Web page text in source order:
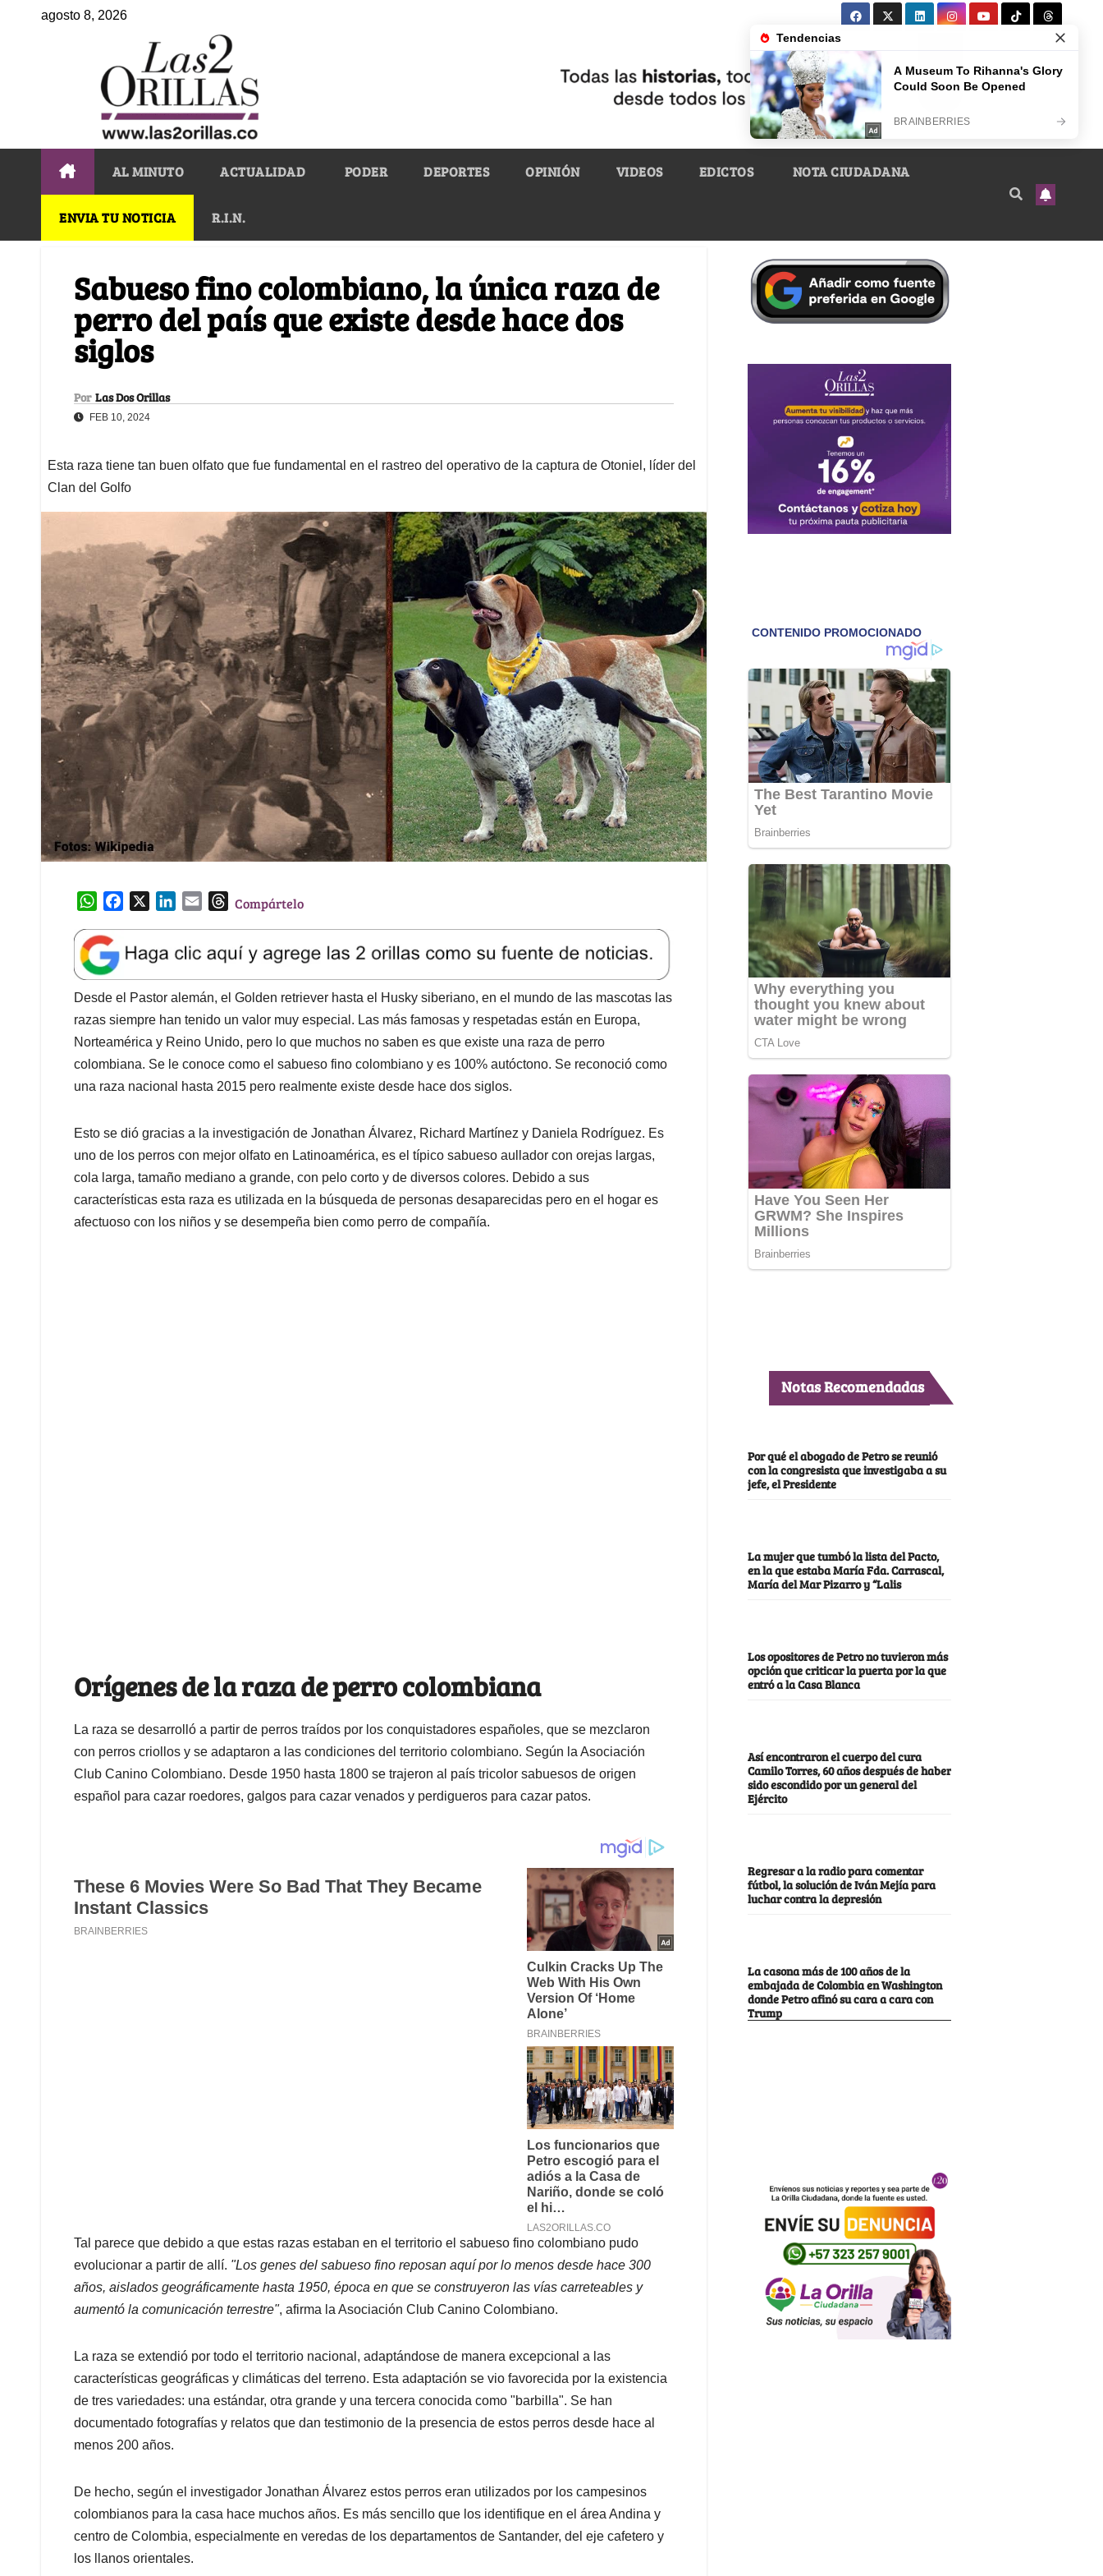
agosto 8, 2026
AL MINUTO ACTUALIDAD PODER DEPORTES OPINIÓN VIDEOS EDICTOS NOTA CIUDADANA
ENVIA TU NOTICIA R.I.N.
Sabueso fino colombiano, la única raza de
perro del país que existe desde hace dos
siglos
Por Las Dos Orillas
FEB 10, 2024
Esta raza tiene tan buen olfato que fue fundamental en el rastreo del operativo de la captura de Otoniel, líder del
Clan del Golfo
W
a
t
s
A
p
p
e
b
o
o
k
k
e
d
I
n
l
T
e
a
d
s
Compártelo
Desde el Pastor alemán, el Golden retriever hasta el Husky siberiano, en el mundo de las mascotas las
razas siempre han tenido un valor muy especial. Las más famosas y respetadas están en Europa,
Norteamérica y Reino Unido, pero lo que muchos no saben es que existe una raza de perro
colombiana. Se le conoce como el sabueso fino colombiano y es 100% autóctono. Se reconoció como
una raza nacional hasta 2015 pero realmente existe desde hace dos siglos.
Esto se dió gracias a la investigación de Jonathan Álvarez, Richard Martínez y Daniela Rodríguez. Es
uno de los perros con mejor olfato en Latinoamérica, es el típico sabueso aullador con orejas largas,
cola larga, tamaño mediano a grande, con pelo corto y de diversos colores. Debido a sus
características esta raza es utilizada en la búsqueda de personas desaparecidas pero en el hogar es
afectuoso con los niños y se desempeña bien como perro de compañía.
Orígenes de la raza de perro colombiana
La raza se desarrolló a partir de perros traídos por los conquistadores españoles, que se mezclaron
con perros criollos y se adaptaron a las condiciones del territorio colombiano. Según la Asociación
Club Canino Colombiano. Desde 1950 hasta 1800 se trajeron al país tricolor sabuesos de origen
español para cazar roedores, galgos para cazar venados y perdigueros para cazar patos.
Tal parece que debido a que estas razas estaban en el territorio el sabueso fino colombiano pudo
evolucionar a partir de allí. "Los genes del sabueso fino reposan aquí por lo menos desde hace 300
años, aislados geográficamente hasta 1950, época en que se construyeron las vías carreteables y
aumentó la comunicación terrestre", afirma la Asociación Club Canino Colombiano.
La raza se extendió por todo el territorio nacional, adaptándose de manera excepcional a las
características geográficas y climáticas del terreno. Esta adaptación se vio favorecida por la existencia
de tres variedades: una estándar, otra grande y una tercera conocida como "barbilla". Se han
documentado fotografías y relatos que dan testimonio de la presencia de estos perros desde hace al
menos 200 años.
De hecho, según el investigador Jonathan Álvarez estos perros eran utilizados por los campesinos
colombianos para la casa hace muchos años. Es más sencillo que los identifique en el área Andina y
centro de Colombia, especialmente en veredas de los departamentos de Santander, del eje cafetero y
los llanos orientales.
Notas Recomendadas
Por qué el abogado de Petro se reunió
con la congresista que investigaba a su
jefe, el Presidente
La mujer que tumbó la lista del Pacto,
en la que estaba María Fda. Carrascal,
María del Mar Pizarro y “Lalis
Los opositores de Petro no tuvieron más
opción que criticar la puerta por la que
entró a la Casa Blanca
Así encontraron el cuerpo del cura
Camilo Torres, 60 años después de haber
sido escondido por un general del
Ejército
Regresar a la radio para comentar
fútbol, la solución de Iván Mejía para
luchar contra la depresión
La casona más de 100 años de la
embajada de Colombia en Washington
donde Petro afinó su cara a cara con
Trump